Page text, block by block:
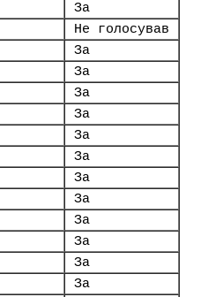
За
Не голосував
За
За
За
За
За
За
За
За
За
За
За
За